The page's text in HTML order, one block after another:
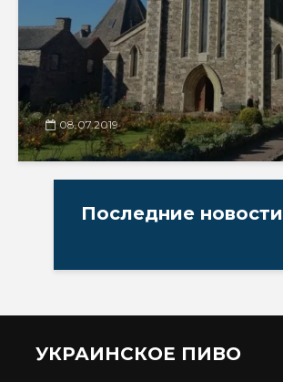
08.07.2019
Последние новости
УКРАИНСКОЕ ПИВО